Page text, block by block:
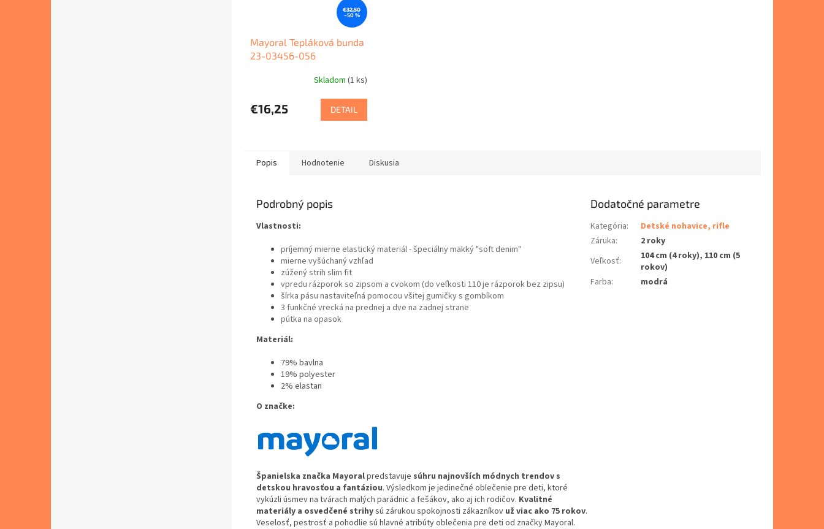
€32,50
–50 %
Mayoral Tepláková bunda
23-03456-056
Skladom (1 ks)
€16,25 DETAIL
Popis Hodnotenie Diskusia
Podrobný popis
Vlastnosti:
príjemný mierne elastický materiál - špeciálny mäkký "soft denim"
mierne vyšúchaný vzhľad
zúžený strih slim fit
vpredu rázporok so zipsom a cvokom (do veľkosti 110 je rázporok bez zipsu)
šírka pásu nastaviteľná pomocou všitej gumičky s gombíkom
3 funkčné vrecká na prednej a dve na zadnej strane
pútka na opasok
Materiál:
79% bavlna
19% polyester
2% elastan
O značke:
Španielska značka Mayoralpredstavuje súhru najnovších módnych trendov s
detskou hravosťou a fantáziou. Výsledkom je jedinečné oblečenie pre deti, ktoré
vykúzli úsmev na tvárach malých parádnic a fešákov, ako aj ich rodičov. Kvalitné
materiály a osvedčené strihysú zárukou spokojnosti zákazníkov už viac ako 75 rokov.
Veselosť, pestrosť a pohodlie sú hlavné atribúty oblečenia pre deti od značky Mayoral.
Dodatočné parametre
Kategória:
Detské nohavice, rifle
Záruka:
2 roky
Veľkosť:
104 cm (4 roky), 110 cm (5
rokov)
Farba: modrá